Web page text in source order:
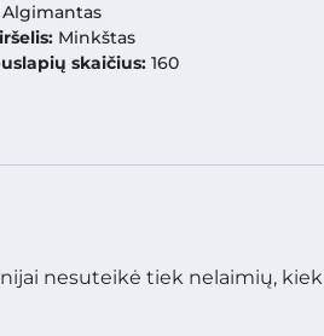
Minkštas
skaičius: 160
nesuteikė tiek nelaimių, kiek